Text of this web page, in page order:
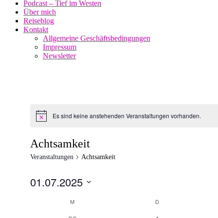
Podcast – Tief im Westen
Über mich
Reiseblog
Kontakt
Allgemeine Geschäftsbedingungen
Impressum
Newsletter
Es sind keine anstehenden Veranstaltungen vorhanden.
Achtsamkeit
Veranstaltungen Achtsamkeit
01.07.2025
KalenderM D